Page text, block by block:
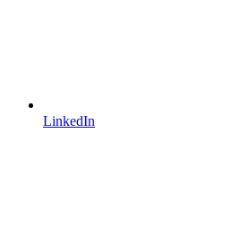
LinkedIn